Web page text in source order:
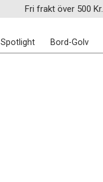
Fri frakt över 500 Kr.
Spotlight Bord-Golv